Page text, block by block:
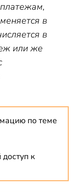
в
в
или же
по теме
к